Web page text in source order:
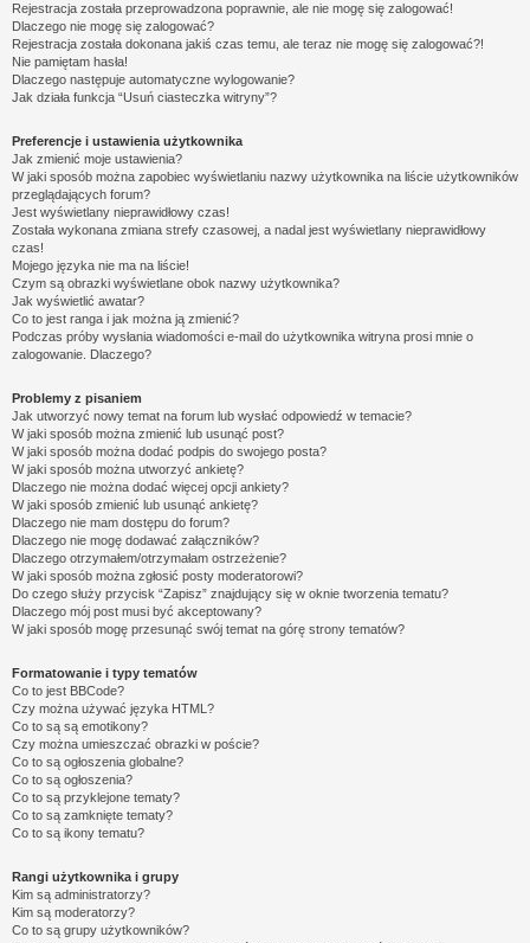
Rejestracja została przeprowadzona poprawnie, ale nie mogę się zalogować!
Dlaczego nie mogę się zalogować?
Rejestracja została dokonana jakiś czas temu, ale teraz nie mogę się zalogować?!
Nie pamiętam hasła!
Dlaczego następuje automatyczne wylogowanie?
Jak działa funkcja “Usuń ciasteczka witryny”?
Preferencje i ustawienia użytkownika
Jak zmienić moje ustawienia?
W jaki sposób można zapobiec wyświetlaniu nazwy użytkownika na liście użytkowników
przeglądających forum?
Jest wyświetlany nieprawidłowy czas!
Została wykonana zmiana strefy czasowej, a nadal jest wyświetlany nieprawidłowy
czas!
Mojego języka nie ma na liście!
Czym są obrazki wyświetlane obok nazwy użytkownika?
Jak wyświetlić awatar?
Co to jest ranga i jak można ją zmienić?
Podczas próby wysłania wiadomości e-mail do użytkownika witryna prosi mnie o
zalogowanie. Dlaczego?
Problemy z pisaniem
Jak utworzyć nowy temat na forum lub wysłać odpowiedź w temacie?
W jaki sposób można zmienić lub usunąć post?
W jaki sposób można dodać podpis do swojego posta?
W jaki sposób można utworzyć ankietę?
Dlaczego nie można dodać więcej opcji ankiety?
W jaki sposób zmienić lub usunąć ankietę?
Dlaczego nie mam dostępu do forum?
Dlaczego nie mogę dodawać załączników?
Dlaczego otrzymałem/otrzymałam ostrzeżenie?
W jaki sposób można zgłosić posty moderatorowi?
Do czego służy przycisk “Zapisz” znajdujący się w oknie tworzenia tematu?
Dlaczego mój post musi być akceptowany?
W jaki sposób mogę przesunąć swój temat na górę strony tematów?
Formatowanie i typy tematów
Co to jest BBCode?
Czy można używać języka HTML?
Co to są są emotikony?
Czy można umieszczać obrazki w poście?
Co to są ogłoszenia globalne?
Co to są ogłoszenia?
Co to są przyklejone tematy?
Co to są zamknięte tematy?
Co to są ikony tematu?
Rangi użytkownika i grupy
Kim są administratorzy?
Kim są moderatorzy?
Co to są grupy użytkowników?